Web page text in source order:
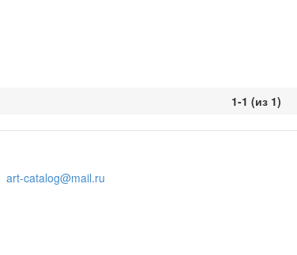
1-1 (из 1)
art-catalog@mail.ru